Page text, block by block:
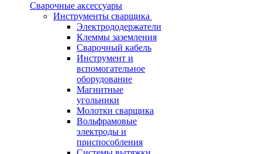
Сварочные аксессуары
Инструменты сварщика
Электрододержатели
Клеммы заземления
Сварочный кабель
Инструмент и
вспомогательное
оборудование
Магнитные
угольники
Молотки сварщика
Вольфрамовые
электроды и
приспособления